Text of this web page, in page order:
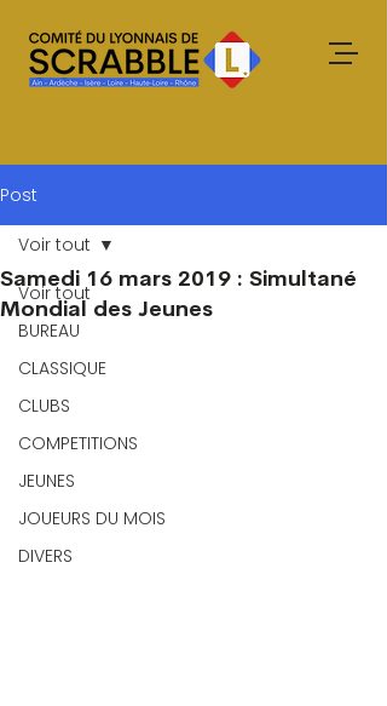
Post
Voir tout
BUREAU
CLASSIQUE
CLUBS
COMPETITIONS
JEUNES
JOUEURS DU MOIS
DIVERS
Voir tout
Samedi 16 mars 2019 : Simultané
Mondial des Jeunes